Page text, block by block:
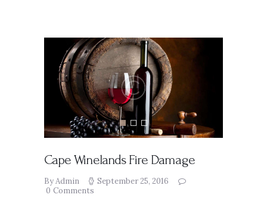
Cape Winelands Fire Damage
By Admin
September 25, 2016
0 Comments